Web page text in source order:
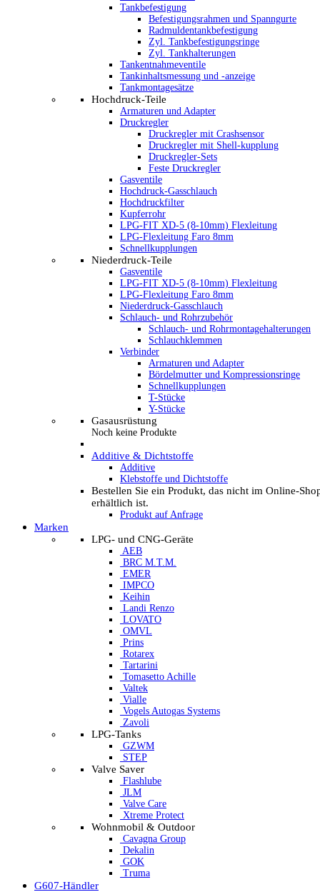
Tankbefestigung
Befestigungsrahmen und Spanngurte
Radmuldentankbefestigung
Zyl. Tankbefestigungsringe
Zyl. Tankhalterungen
Tankentnahmeventile
Tankinhaltsmessung und -anzeige
Tankmontagesätze
Hochdruck-Teile
Armaturen und Adapter
Druckregler
Druckregler mit Crashsensor
Druckregler mit Shell-kupplung
Druckregler-Sets
Feste Druckregler
Gasventile
Hochdruck-Gasschlauch
Hochdruckfilter
Kupferrohr
LPG-FIT XD-5 (8-10mm) Flexleitung
LPG-Flexleitung Faro 8mm
Schnellkupplungen
Niederdruck-Teile
Gasventile
LPG-FIT XD-5 (8-10mm) Flexleitung
LPG-Flexleitung Faro 8mm
Niederdruck-Gasschlauch
Schlauch- und Rohrzubehör
Schlauch- und Rohrmontagehalterungen
Schlauchklemmen
Verbinder
Armaturen und Adapter
Bördelmutter und Kompressionsringe
Schnellkupplungen
T-Stücke
Y-Stücke
Gasausrüstung
Noch keine Produkte
Additive & Dichtstoffe
Additive
Klebstoffe und Dichtstoffe
Bestellen Sie ein Produkt, das nicht im Online-
erhältlich ist.
Produkt auf Anfrage
Marken
LPG- und CNG-Geräte
AEB
BRC M.T.M.
EMER
IMPCO
Keihin
Landi Renzo
LOVATO
OMVL
Prins
Rotarex
Tartarini
Tomasetto Achille
Valtek
Vialle
Vogels Autogas Systems
Zavoli
LPG-Tanks
GZWM
STEP
Valve Saver
Flashlube
JLM
Valve Care
Xtreme Protect
Wohnmobil & Outdoor
Cavagna Group
Dekalin
GOK
Truma
G607-Händler